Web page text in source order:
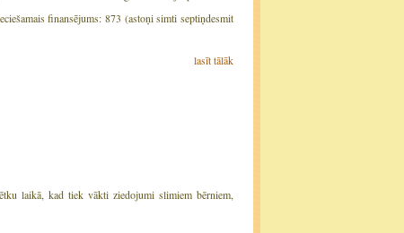
finansējums: 873 (astoņi simti septiņdesmit
lasīt tālāk
laikā, kad tiek vākti ziedojumi slimiem bērniem,